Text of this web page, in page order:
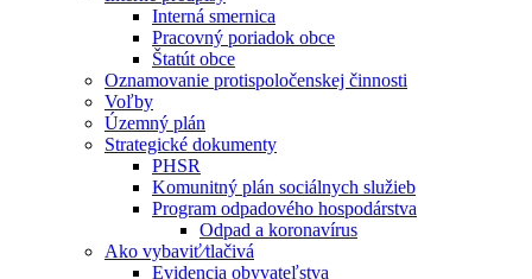
Interná smernica
Pracovný poriadok obce
Štatút obce
Oznamovanie protispoločenskej činnosti
Voľby
Územný plán
Strategické dokumenty
PHSR
Komunitný plán sociálnych služieb
Program odpadového hospodárstva
Odpad a koronavírus
Ako vybaviť⁄tlačivá
Evidencia obyvateľstva